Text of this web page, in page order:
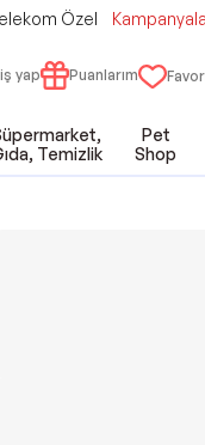
Özel
yap Puanlarım
Temizlik
Pet
Shop